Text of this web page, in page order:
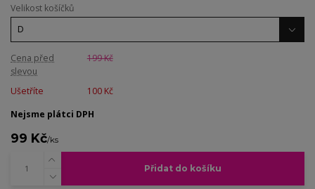
Velikost košíčků
Cena před
slevou
199 Kč
Ušetříte
100 Kč
Nejsme plátci DPH
99 Kč/ks
Přidat do košíku